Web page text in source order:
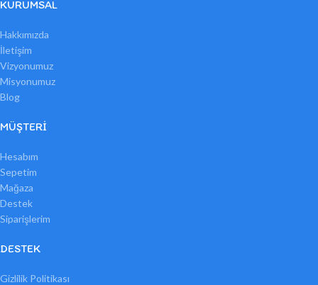
KURUMSAL
Hakkımızda
İletişim
Vizyonumuz
Misyonumuz
Blog
MÜŞTERI
Hesabım
Sepetim
Mağaza
Destek
Siparişlerim
DESTEK
Gizlilik Politikası